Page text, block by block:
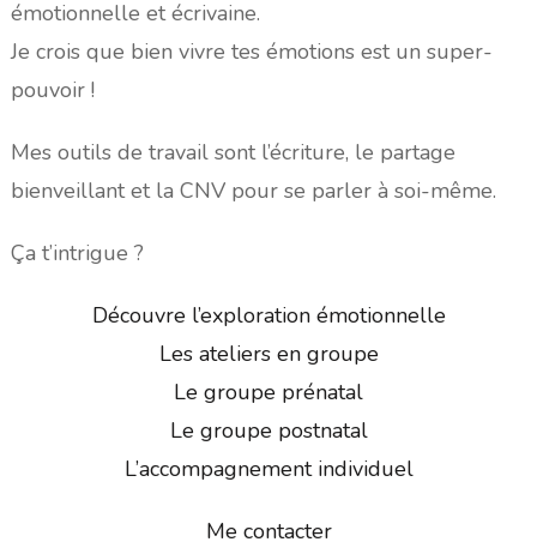
émotionnelle et écrivaine.
Je crois que bien vivre tes émotions est un super-
pouvoir !
Mes outils de travail sont l’écriture, le partage
bienveillant et la CNV pour se parler à soi-même.
Ça t’intrigue ?
Découvre l’exploration émotionnelle
Les ateliers en groupe
Le groupe prénatal
Le groupe postnatal
L’accompagnement individuel
Me contacter